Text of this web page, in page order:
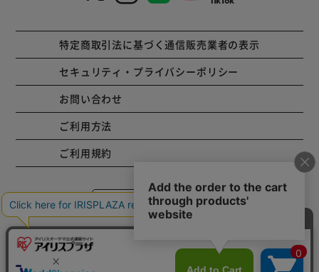
特定商取引法に基づく通信販売業者の表示
セキュリティ・プライバシーポリシー
お問い合わせ
ご利用方法
ご利用規約
コーポレートサイト
Copyright © 2001 IRISPLAZA. ALL Rights Reserved.